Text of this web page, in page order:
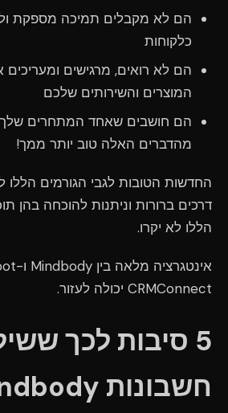
הם לא מקבלים תמיכה מספקת
כלקוחות
הם לא רואים, מרגישים
המוצרים והשירותים שלכם
הם חושבים שאחד המתחרים שלך
מהדברים האלה טוב יותר ממך!
החדשות הטובות לגבי הגורמים הללו
דרכים ברורות וניתנות להוכחה בהן
הללו לא יקרו.
CRMConnect יכולה לעזור.
5 סיבות לכך